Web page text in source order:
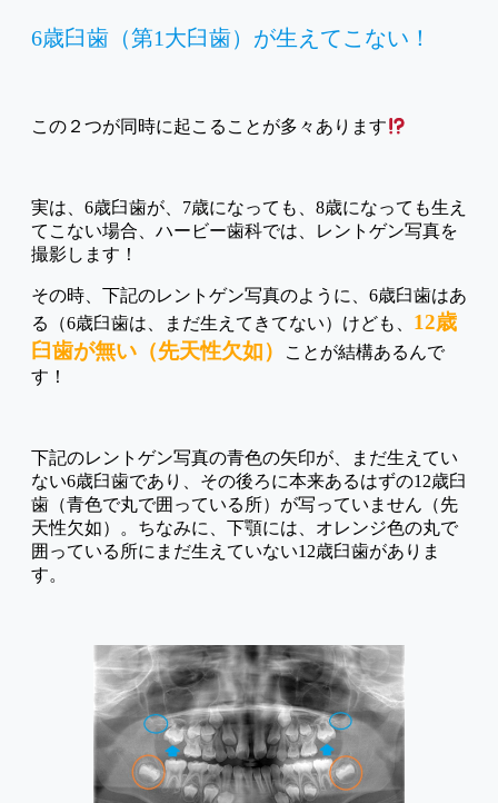
6歳臼歯（第1大臼歯）が生えてこない！
この２つが同時に起こることが多々あります
実は、6歳臼歯が、7歳になっても、8歳になっても生え
てこない場合、ハービー歯科では、レントゲン写真を
撮影します！
その時、下記のレントゲン写真のように、6歳臼歯はあ
る（6歳臼歯は、まだ生えてきてない）けども、 12歳
臼歯が無い（先天性欠如）
ことが結構あるんで
す！
下記のレントゲン写真の青色の矢印が、まだ生えてい
ない6歳臼歯であり、その後ろに本来あるはずの12歳臼
歯（青色で丸で囲っている所）が写っていません（先
天性欠如）。ちなみに、下顎には、オレンジ色の丸で
囲っている所にまだ生えていない12歳臼歯がありま
す。